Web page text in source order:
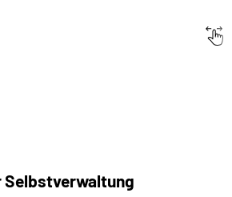
Selbstverwaltung